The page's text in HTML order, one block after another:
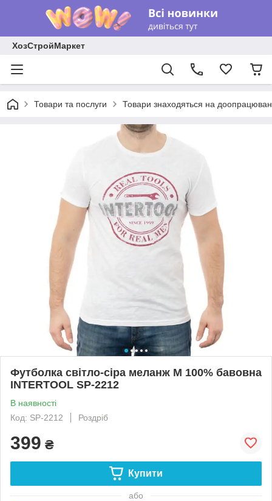
ХозСтройМаркет
Товари та послуги Товари знаходяться на
Футболка світло-сіра меланж M 100% бавовна
INTERTOOL SP-2212
В наявності
Код: SP-2212
Роздріб
399 ₴
Купити
або